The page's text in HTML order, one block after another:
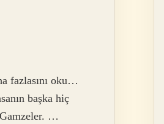
fazlasını oku…
başka hiç
…